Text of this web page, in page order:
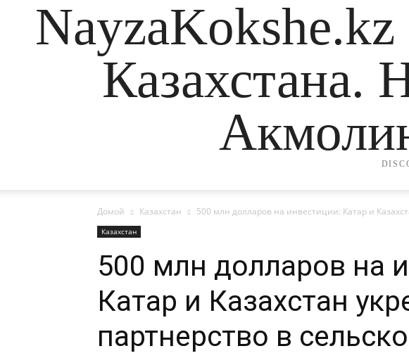
Казахстана.
Домой Казахстан 500 млн долларов на инвестиции: Катар и
Казахстан
500 млн долларов на
Катар и Казахстан
партнерство в